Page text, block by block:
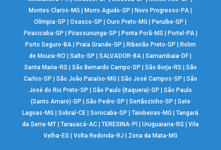
Montes Claros-MG
Morro Agudo-SP Novo Progresso-PA
Olímpia-SP
|Osasco-SP |Ouro Preto-MG Peruíbe-SP
Piracicaba-SP
Pirassununga-SP Ponta Porã-MS Portel-PA|
Porto Seguro-BA| Praia Grande-SP Ribeirão Preto-SP
Rolim
de Moura-RO
|Salto-SP |SALVADOR-BA |Samambaia-DF
Santa Maria-RS
São Bernardo Campo-SP São Borja-RS
São
Carlos-SP
São João Paraíso-MG São José Campos-SP
São
José do Rio Preto-SP
São Paulo (Itaquera)-SP
São Paulo
(Santo Amaro)-SP
São Pedro-SP Sertãozinho-SP
Sete
Lagoas-MG
|Sobral-CE |Sorocaba-SP |Taiobeiras-MG |Tangará
da Serra-MT| Tarauacá-AC| TERESINA-PI Uruguaiana-RS
Vila
Velha-ES
Volta Redonda-RJ Zona da Mata-MG